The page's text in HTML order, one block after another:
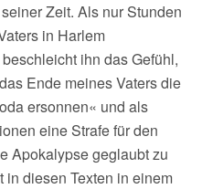
Zeit. Als nur Stunden
in Harlem
ihn das Gefühl,
Ende meines Vaters die
ersonnen« und als
eine Strafe für den
Apokalypse geglaubt zu
diesen Texten in einem